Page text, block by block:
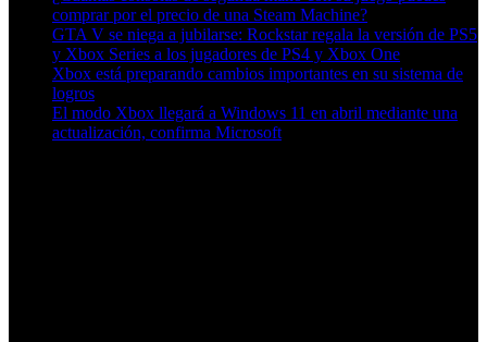
comprar por el precio de una Steam Machine?
GTA V se niega a jubilarse: Rockstar regala la versión de PS5
y Xbox Series a los jugadores de PS4 y Xbox One
Xbox está preparando cambios importantes en su sistema de
logros
El modo Xbox llegará a Windows 11 en abril mediante una
actualización, confirma Microsoft